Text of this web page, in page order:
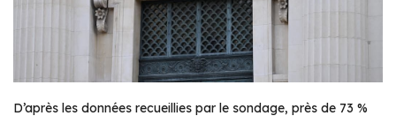
D’après les données recueillies par le sondage, près de 73 %